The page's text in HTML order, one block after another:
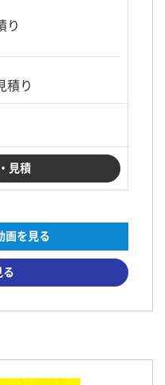
り
積り
画を見る
る